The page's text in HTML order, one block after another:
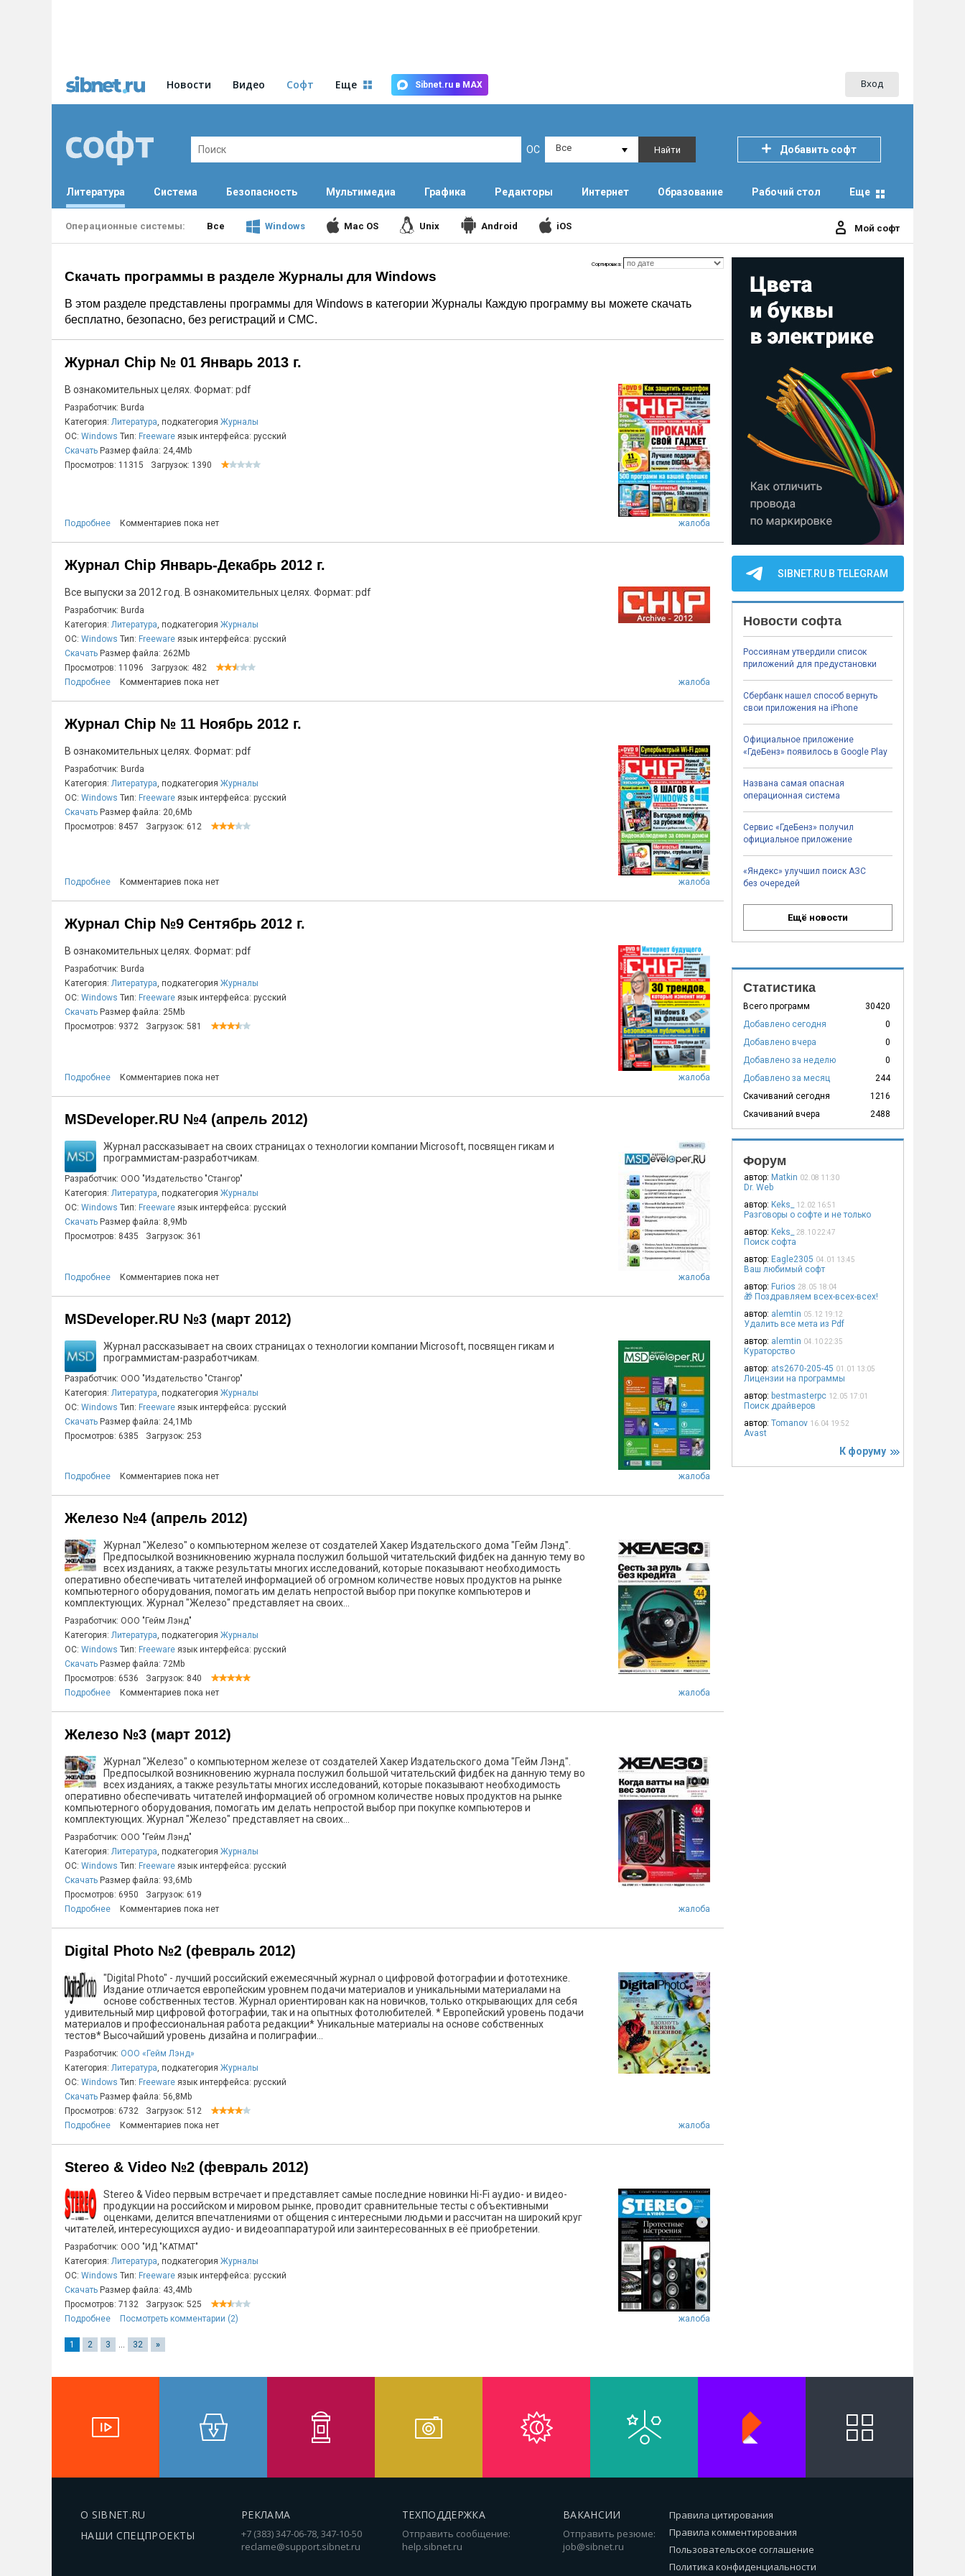
Новости Видео Софт Еще Sibnet.ru в MAX Вход
ОС Все Найти Добавить софт
Литература Система Безопасность Мультимедиа Графика Редакторы Интернет Образование Рабочий стол Еще
Все Windows Mac OS Unix Android iOS Мой софт
Сортировка:
Скачать программы в разделе Журналы для Windows
В этом разделе представлены программы для Windows в категории Журналы Каждую программу вы можете скачать
бесплатно, безопасно, без регистраций и СМС.
Журнал Chip № 01 Январь 2013 г.
В ознакомительных целях. Формат: pdf
Разработчик: Burda
Категория: Литература, подкатегория Журналы
ОС: Windows Тип: Freeware язык интерфейса: русский
Скачать Размер файла: 24,4Mb
Просмотров: 11315
Загрузок: 1390
Подробнее Комментариев пока нет жалоба
Журнал Chip Январь-Декабрь 2012 г.
Все выпуски за 2012 год. В ознакомительных целях. Формат: pdf
Разработчик: Burda
Категория: Литература, подкатегория Журналы
ОС: Windows Тип: Freeware язык интерфейса: русский
Скачать Размер файла: 262Mb
Просмотров: 11096
Загрузок: 482
Подробнее
Комментариев пока нет жалоба
Журнал Chip № 11 Ноябрь 2012 г.
В ознакомительных целях. Формат: pdf
Разработчик: Burda
Категория: Литература, подкатегория Журналы
ОС: Windows Тип: Freeware язык интерфейса: русский
Скачать Размер файла: 20,6Mb
Просмотров: 8457
Загрузок: 612
Подробнее Комментариев пока нет жалоба
Журнал Chip №9 Сентябрь 2012 г.
В ознакомительных целях. Формат: pdf
Разработчик: Burda
Категория: Литература, подкатегория Журналы
ОС: Windows Тип: Freeware язык интерфейса: русский
Скачать Размер файла: 25Mb
Просмотров: 9372
Загрузок: 581
Подробнее Комментариев пока нет жалоба
MSDeveloper.RU №4 (апрель 2012)
Журнал рассказывает на своих страницах о технологии компании Microsoft, посвящен гикам и
программистам-разработчикам.
Разработчик: ООО "Издательство "Стангор"
Категория: Литература, подкатегория Журналы
ОС: Windows Тип: Freeware язык интерфейса: русский
Скачать Размер файла: 8,9Mb
Просмотров: 8435
Загрузок: 361
Подробнее Комментариев пока нет жалоба
MSDeveloper.RU №3 (март 2012)
Журнал рассказывает на своих страницах о технологии компании Microsoft, посвящен гикам и
программистам-разработчикам.
Разработчик: ООО "Издательство "Стангор"
Категория: Литература, подкатегория Журналы
ОС: Windows Тип: Freeware язык интерфейса: русский
Скачать Размер файла: 24,1Mb
Просмотров: 6385
Загрузок: 253
Подробнее Комментариев пока нет жалоба
Железо №4 (апрель 2012)
Журнал "Железо" о компьютерном железе от создателей Хакер Издательского дома "Гейм Лэнд".
Предпосылкой возникновению журнала послужил большой читательский фидбек на данную тему во
всех изданиях, а также результаты многих исследований, которые показывают необходимость
оперативно обеспечивать читателей информацией об огромном количестве новых продуктов на рынке
компьютерного оборудования, помогать им делать непростой выбор при покупке компьютеров и
комплектующих. Журнал "Железо" представляет на своих...
Разработчик: ООО "Гейм Лэнд"
Категория: Литература, подкатегория Журналы
ОС: Windows Тип: Freeware язык интерфейса: русский
Скачать Размер файла: 72Mb
Просмотров: 6536
Загрузок: 840
Подробнее
Комментариев пока нет жалоба
Железо №3 (март 2012)
Журнал "Железо" о компьютерном железе от создателей Хакер Издательского дома "Гейм Лэнд".
Предпосылкой возникновению журнала послужил большой читательский фидбек на данную тему во
всех изданиях, а также результаты многих исследований, которые показывают необходимость
оперативно обеспечивать читателей информацией об огромном количестве новых продуктов на рынке
компьютерного оборудования, помогать им делать непростой выбор при покупке компьютеров и
комплектующих. Журнал "Железо" представляет на своих...
Разработчик: ООО "Гейм Лэнд"
Категория: Литература, подкатегория Журналы
ОС: Windows Тип: Freeware язык интерфейса: русский
Скачать Размер файла: 93,6Mb
Просмотров: 6950
Загрузок: 619
Подробнее
Комментариев пока нет жалоба
Digital Photo №2 (февраль 2012)
"Digital Photo" - лучший российский ежемесячный журнал о цифровой фотографии и фототехнике.
Издание отличается европейским уровнем подачи материалов и уникальными материалами на
основе собственных тестов. Журнал ориентирован как на новичков, только открывающих для себя
удивительный мир цифровой фотографии, так и на опытных фотолюбителей. * Европейский уровень подачи
материалов и профессиональная работа редакции* Уникальные материалы на основе собственных
тестов* Высочайший уровень дизайна и полиграфии...
Разработчик: ООО «Гейм Лэнд»
Категория: Литература, подкатегория Журналы
ОС: Windows Тип: Freeware язык интерфейса: русский
Скачать Размер файла: 56,8Mb
Просмотров: 6732
Загрузок: 512
Подробнее
Комментариев пока нет жалоба
Stereo & Video №2 (февраль 2012)
Stereo & Video первым встречает и представляет самые последние новинки Hi-Fi аудио- и видео-
продукции на российском и мировом рынке, проводит сравнительные тесты с объективными
оценками, делится впечатлениями от общения с интересными людьми и рассчитан на широкий круг
читателей, интересующихся аудио- и видеоаппаратурой или заинтересованных в её приобретении.
Разработчик: ООО "ИД "КАТМАТ"
Категория: Литература, подкатегория Журналы
ОС: Windows Тип: Freeware язык интерфейса: русский
Скачать Размер файла: 43,4Mb
Просмотров: 7132
Загрузок: 525
Подробнее
Посмотреть комментарии (2) жалоба
1 2 3 ... 32 »
SIBNET.RU В TELEGRAM
Новости софта
Россиянам утвердили список
приложений для предустановки
Сбербанк нашел способ вернуть
свои приложения на iPhone
Официальное приложение
«ГдеБенз» появилось в Google Play
Названа самая опасная
операционная система
Сервис «ГдеБенз» получил
официальное приложение
«Яндекс» улучшил поиск АЗС
без очередей
Ещё новости
Статистика
Всего программ
30420
Добавлено сегодня
0
Добавлено вчера
0
Добавлено за неделю
0
Добавлено за месяц
244
Скачиваний сегодня
1216
Скачиваний вчера
2488
Форум
автор: Matkin 02.08 11:30
Dr. Web
автор: Keks_ 12.02 16:51
Разговоры о софте и не только
автор: Keks_ 28.10 22:47
Поиск софта
автор: Eagle2305 04.01 13:45
Ваш любимый софт
автор: Furios 28.05 18:04
🎁 Поздравляем всех-всех-всех!
автор: alemtin 05.12 19:12
Удалить все мета из Pdf
автор: alemtin 04.10 22:35
Кураторство
автор: ats2670-205-45 01.01 13:05
Лицензии на программы
автор: bestmasterpc 12.05 17:01
Поиск драйверов
автор: Tomanov 16.04 19:52
Avast
К форуму
О SIBNET.RU
НАШИ СПЕЦПРОЕКТЫ
РЕКЛАМА
+7 (383) 347-06-78, 347-10-50
reclame@support.sibnet.ru
ТЕХПОДДЕРЖКА
Отправить сообщение:
help.sibnet.ru
ВАКАНСИИ
Отправить резюме:
job@sibnet.ru
Правила цитирования
Правила комментирования
Пользовательское соглашение
Политика конфиденциальности